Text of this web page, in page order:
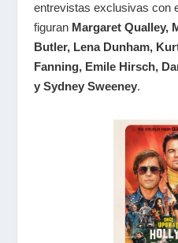
entrevistas exclusivas con
figuran Margaret Qualley,
Butler, Lena Dunham,
Fanning, Emile Hirsch,
y Sydney Sweeney.